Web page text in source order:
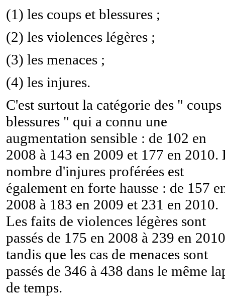
(1) les coups et blessures ;
(2) les violences légères ;
(3) les menaces ;
(4) les injures.
C'est surtout la catégorie des " coups
blessures " qui a connu une
augmentation sensible : de 102 en
2008 à 143 en 2009 et 177 en 2010.
nombre d'injures proférées est
également en forte hausse : de 157
2008 à 183 en 2009 et 231 en 2010.
Les faits de violences légères sont
passés de 175 en 2008 à 239 en 2010
tandis que les cas de menaces sont
passés de 346 à 438 dans le même
de temps.